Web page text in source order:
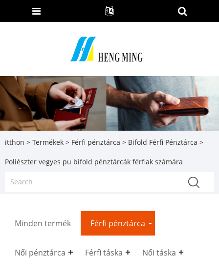
itthon > Termékek > Férfi pénztárca > Bifold Férfi Pénztárca >
Poliészter vegyes pu bifold pénztárcák férfiak számára
Minden termék Férfi pénztárca
Női pénztárca Férfi táska Női táska